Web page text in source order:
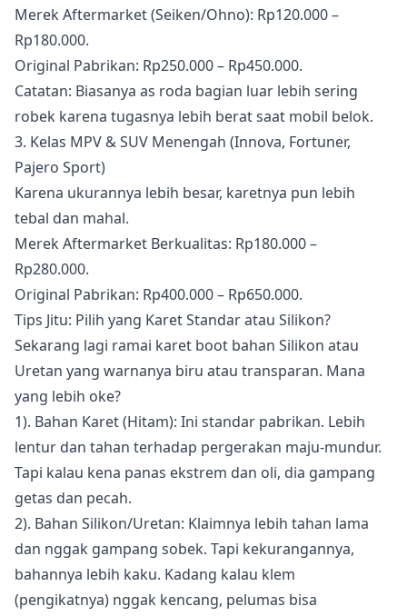
Merek Aftermarket (Seiken/Ohno): Rp120.000 –
Rp180.000.
Original Pabrikan: Rp250.000 – Rp450.000.
Catatan: Biasanya as roda bagian luar lebih sering
robek karena tugasnya lebih berat saat mobil belok.
3. Kelas MPV & SUV Menengah (Innova, Fortuner,
Pajero Sport)
Karena ukurannya lebih besar, karetnya pun lebih
tebal dan mahal.
Merek Aftermarket Berkualitas: Rp180.000 –
Rp280.000.
Original Pabrikan: Rp400.000 – Rp650.000.
Tips Jitu: Pilih yang Karet Standar atau Silikon?
Sekarang lagi ramai karet boot bahan Silikon atau
Uretan yang warnanya biru atau transparan. Mana
yang lebih oke?
1). Bahan Karet (Hitam): Ini standar pabrikan. Lebih
lentur dan tahan terhadap pergerakan maju-mundur.
Tapi kalau kena panas ekstrem dan oli, dia gampang
getas dan pecah.
2). Bahan Silikon/Uretan: Klaimnya lebih tahan lama
dan nggak gampang sobek. Tapi kekurangannya,
bahannya lebih kaku. Kadang kalau klem
(pengikatnya) nggak kencang, pelumas bisa